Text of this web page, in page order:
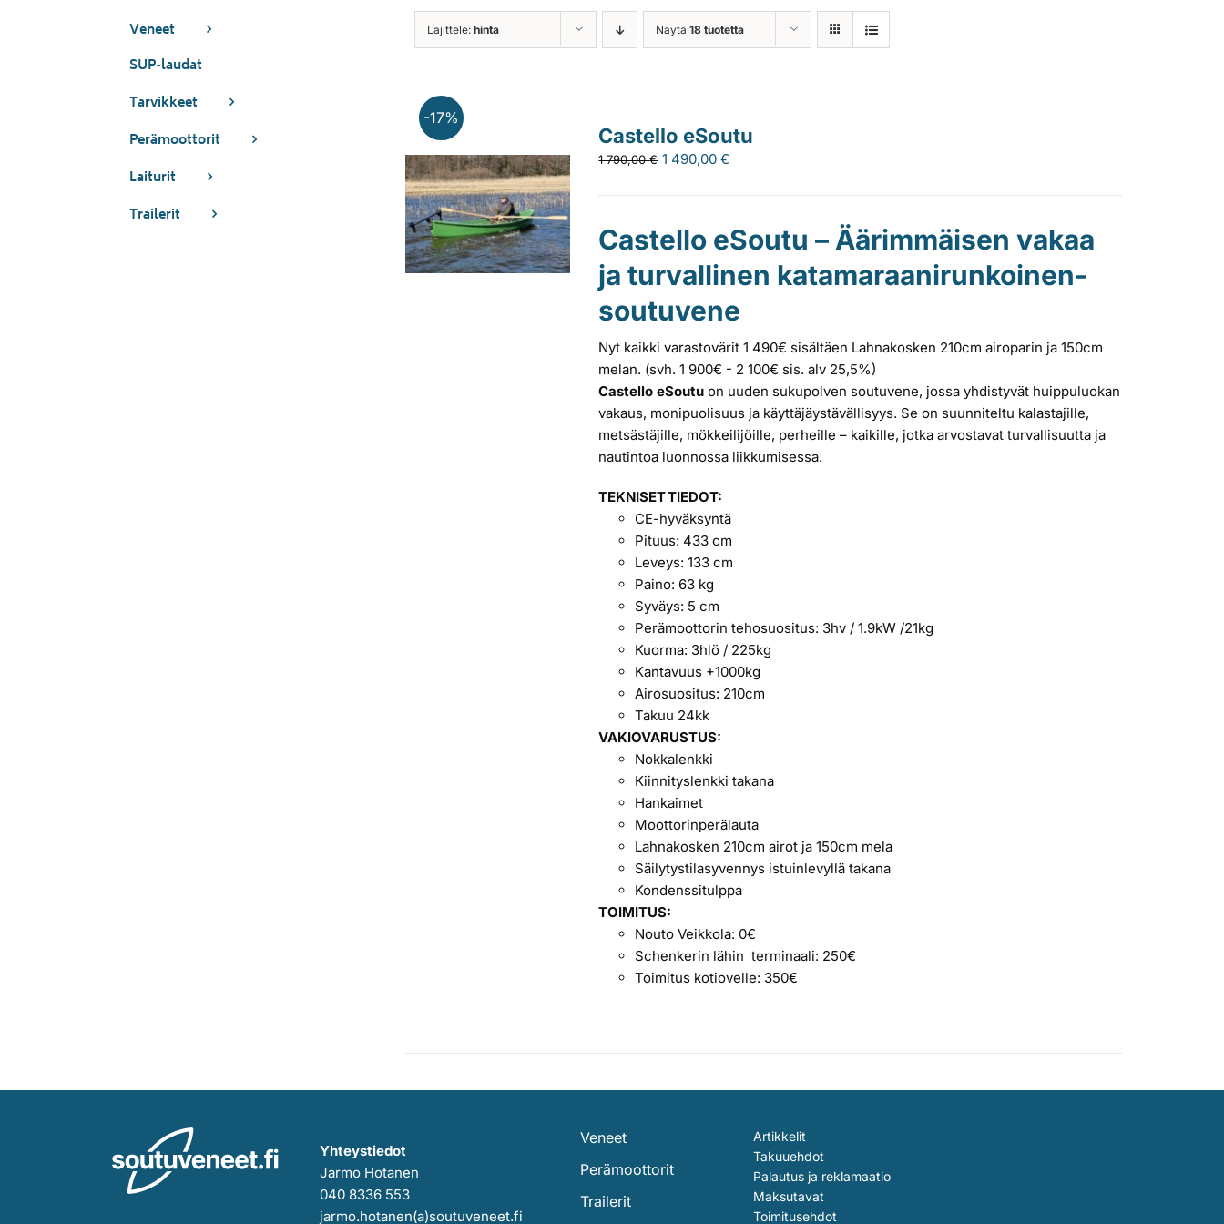
Lajittele: hinta Näytä 18 tuotetta
-17%
Castello eSoutu
1 790,00€ 1 490,00€
Castello eSoutu – Äärimmäisen vakaa
ja turvallinen katamaraanirunkoinen-
soutuvene
Nyt kaikki varastovärit 1 490€ sisältäen Lahnakosken 210cm airoparin ja 150cm
melan. (svh. 1 900€ - 2 100€ sis. alv 25,5%)
Castello eSoutu on uuden sukupolven soutuvene, jossa yhdistyvät huippuluokan
vakaus, monipuolisuus ja käyttäjäystävällisyys. Se on suunniteltu kalastajille,
metsästäjille, mökkeilijöille, perheille – kaikille, jotka arvostavat turvallisuutta ja
nautintoa luonnossa liikkumisessa.
TEKNISET TIEDOT:
CE-hyväksyntä
Pituus: 433 cm
Leveys: 133 cm
Paino: 63 kg
Syväys: 5 cm
Perämoottorin tehosuositus: 3hv / 1.9kW /21kg
Kuorma: 3hlö / 225kg
Kantavuus +1000kg
Airosuositus: 210cm
Takuu 24kk
VAKIOVARUSTUS:
Nokkalenkki
Kiinnityslenkki takana
Hankaimet
Moottorinperälauta
Lahnakosken 210cm airot ja 150cm mela
Säilytystilasyvennys istuinlevyllä takana
Kondenssitulppa
TOIMITUS:
Nouto Veikkola: 0€
Schenkerin lähin terminaali: 250€
Toimitus kotiovelle: 350€
Veneet
SUP-laudat
Tarvikkeet
Perämoottorit
Laiturit
Trailerit
Yhteystiedot
Jarmo Hotanen
040 8336 553
jarmo.hotanen(a)soutuveneet.fi
Veneet
Perämoottorit
Trailerit
Artikkelit
Takuuehdot
Palautus ja reklamaatio
Maksutavat
Toimitusehdot